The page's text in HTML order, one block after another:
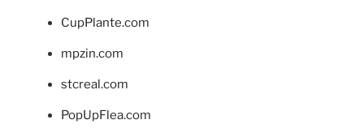
CupPlante.com
mpzin.com
stcreal.com
PopUpFlea.com